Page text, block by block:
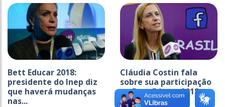
Bett Educar 2018:
presidente do Inep diz
que haverá mudanças
nas...
Cláudia Costin fala
sobre sua participação
na Bett Educar 2018